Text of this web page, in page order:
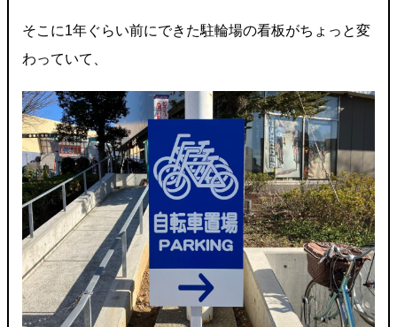
そこに1年ぐらい前にできた駐輪場の看板がちょっと変
わっていて、